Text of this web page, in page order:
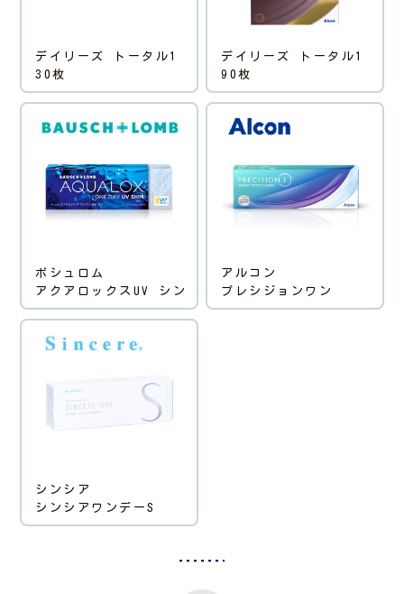
デイリーズ トータル1
30枚
デイリーズ トータル1
90枚
ボシュロム
アクアロックスUV シン
アルコン
プレシジョンワン
シンシア
シンシアワンデーS